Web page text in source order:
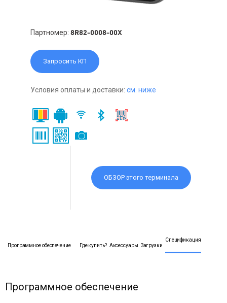
Партномер: 8R82-0008-00X
Запросить КП
Условия оплаты и доставки: см. ниже
ОБЗОР этого терминала
Программное обеспечение Где купить? Аксессуары Загрузки
Спецификация
Программное обеспечение